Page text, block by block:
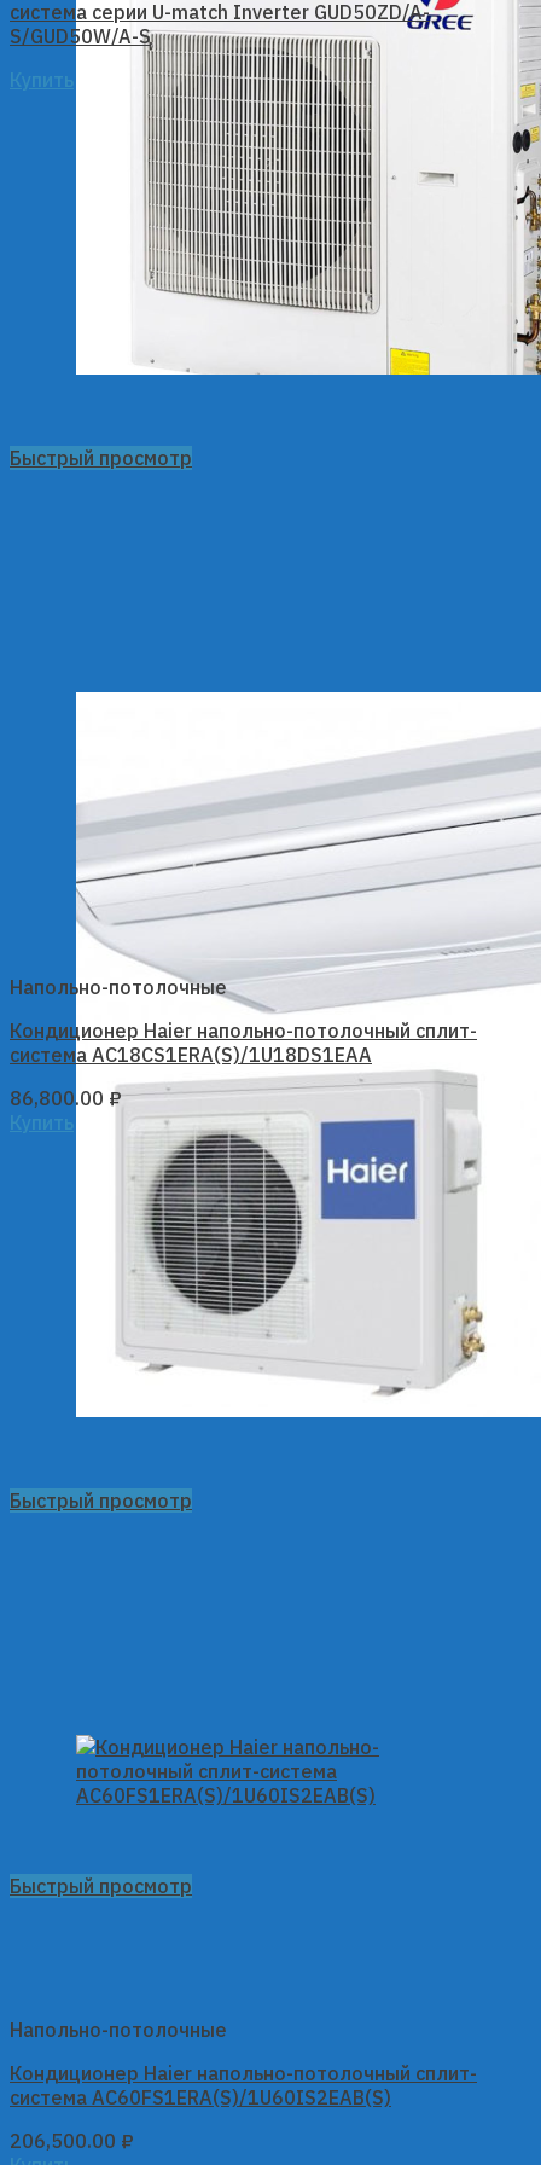
Быстрый просмотр
система серии U-match Inverter GUD50ZD/A-
S/GUD50W/A-S
Купить
Быстрый просмотр
Напольно-потолочные
Кондиционер Haier напольно-потолочный сплит-
система AC18CS1ERA(S)/1U18DS1EAA
86,800.00 ₽
Купить
Быстрый просмотр
Напольно-потолочные
Кондиционер Haier напольно-потолочный сплит-
система AC60FS1ERA(S)/1U60IS2EAB(S)
206,500.00 ₽